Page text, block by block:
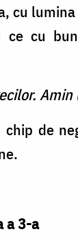
cu
cu
Amin
de
a 3-a